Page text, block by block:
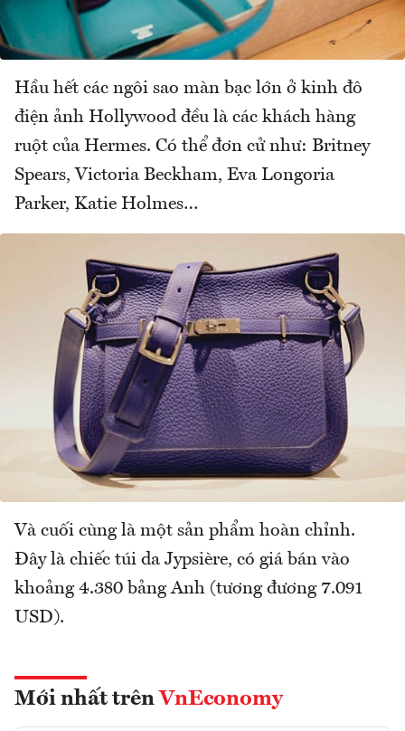
Hầu hết các ngôi sao màn bạc lớn ở kinh đô
điện ảnh Hollywood đều là các khách hàng
ruột của Hermes. Có thể đơn cử như: Britney
Spears, Victoria Beckham, Eva Longoria
Parker, Katie Holmes…
Và cuối cùng là một sản phẩm hoàn chỉnh.
Đây là chiếc túi da Jypsière, có giá bán vào
khoảng 4.380 bảng Anh (tương đương 7.091
USD).
Mới nhất trên VnEconomy